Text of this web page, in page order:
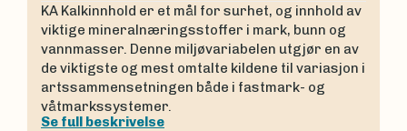
KA Kalkinnhold er et mål for surhet, og innhold av
viktige mineralnæringsstoffer i mark, bunn og
vannmasser. Denne miljøvariabelen utgjør en av
de viktigste og mest omtalte kildene til variasjon i
artssammensetningen både i fastmark- og
våtmarkssystemer.
Se full beskrivelse